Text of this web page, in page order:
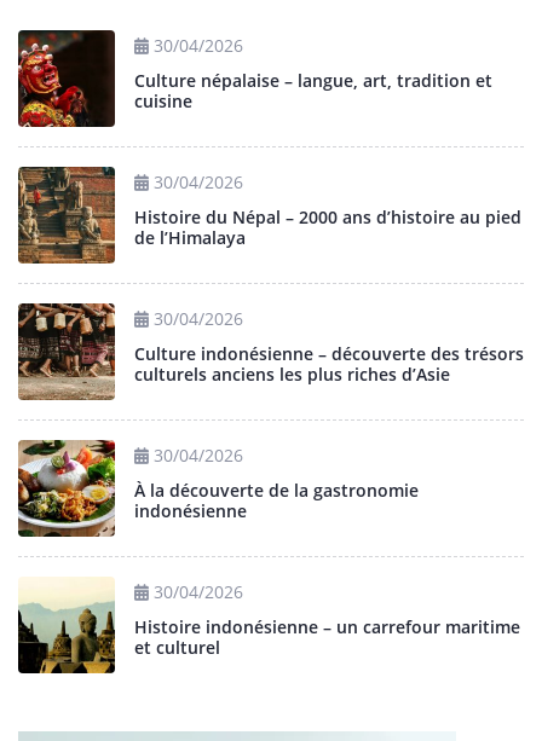
30/04/2026
Culture népalaise – langue, art, tradition et
cuisine
30/04/2026
Histoire du Népal – 2000 ans d’histoire au pied
de l’Himalaya
30/04/2026
Culture indonésienne – découverte des trésors
culturels anciens les plus riches d’Asie
30/04/2026
À la découverte de la gastronomie
indonésienne
30/04/2026
Histoire indonésienne – un carrefour maritime
et culturel